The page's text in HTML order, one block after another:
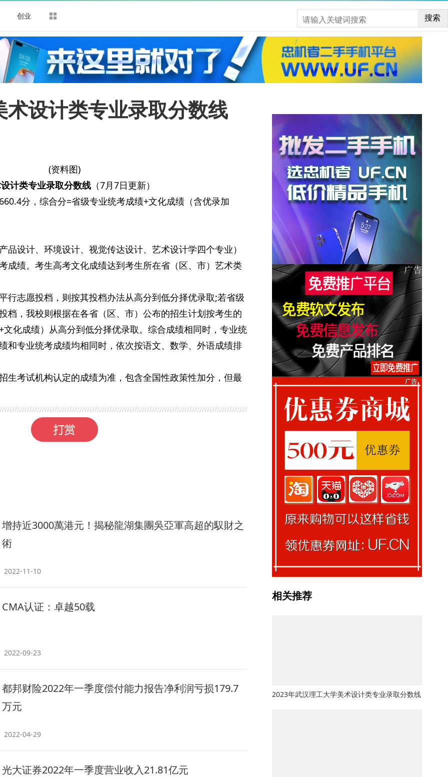
创业 搜索
设计类专业录取分数线
(资料图)
计类专业录取分数线 （7月7日更新）
分，综合分=省级专业统考成绩+文化成绩（含优录加
品设计、环境设计、视觉传达设计、艺术设计学四个专业）
成绩。考生高考文化成绩达到考生所在省（区、市）艺术类
行志愿投档，则按其投档办法从高分到低分择优录取;若省级
档，我校则根据在各省（区、市）公布的招生计划按考生的
化成绩）从高分到低分择优录取。综合成绩相同时，专业统
和专业统考成绩均相同时，依次按语文、数学、外语成绩排
生考试机构认定的成绩为准，包含全国性政策性加分，但最
增持近3000萬港元！揭秘龍湖集團吳亞軍高超的馭財之
術
2022-11-10
CMA认证：卓越50载
2022-09-23
都邦财险2022年一季度偿付能力报告净利润亏损179.7
万元
2022-04-29
光大证券2022年一季度营业收入21.81亿元
相关推荐
2023年武汉理工大学美术设计类专业录取分数线